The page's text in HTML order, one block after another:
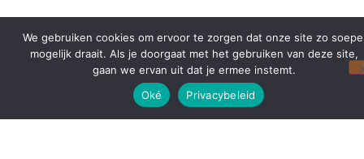
We gebruiken cookies om ervoor te zorgen dat onze site zo
mogelijk draait. Als je doorgaat met het gebruiken van deze site,
gaan we ervan uit dat je ermee instemt.
Oké
Privacybeleid